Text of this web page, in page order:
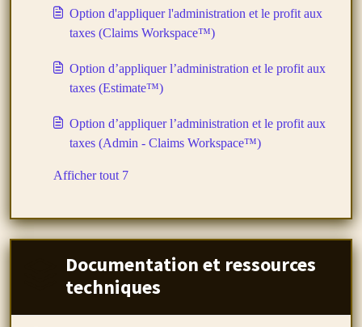
Option d'appliquer l'administration et le profit aux
taxes (Claims Workspace™)
Option d’appliquer l’administration et le profit aux
taxes (Estimate™)
Option d’appliquer l’administration et le profit aux
taxes (Admin - Claims Workspace™)
Afficher tout 7
Documentation et ressources
techniques